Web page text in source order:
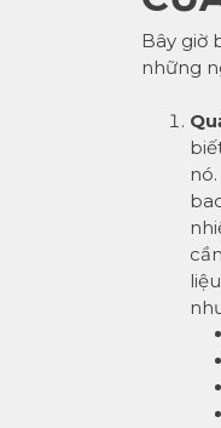
Bây giờ
những